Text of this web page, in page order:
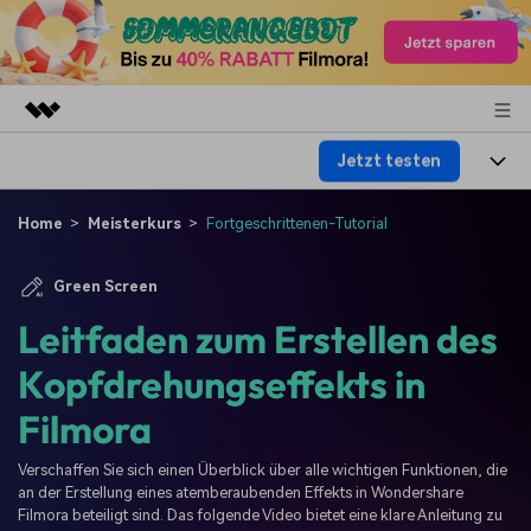
Business
Lösungen
Über uns
Presseraum
Shop
Jetzt testen
Produkte
Plattformen
Funktionen
Assets
KI
Video/Foto
Audio
Text
Lösungen
Soziale Medien
Marketing & Business
Lifestyle & Spaß
Ressourcen
Video-Prompts
Über 100 heiße Video-
Meisterkurs
Beherrschen Sie
Hilfe-Center
Home Meisterkurs Fortgeschrittenen-Tutorial
Green Screen
Leitfaden zum Erstellen des
Kopfdrehungseffekts in
Filmora
Verschaffen Sie sich einen Überblick über alle wichtigen Funktionen, die
an der Erstellung eines atemberaubenden Effekts in Wondershare
Filmora beteiligt sind. Das folgende Video bietet eine klare Anleitung zu